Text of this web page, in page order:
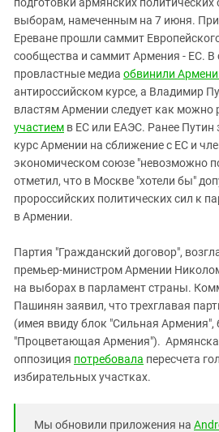
выборам, намеченным на 7 июня.
Ереване прошли саммит
сообщества и саммит Армения - ЕС. В
провластные медиа обвинили
антироссийском курсе, а Владимир
властям Армении следует как можно
участием в ЕС или ЕАЭС. Ранее Путин
курс Армении на сближение с ЕС и
экономическом союзе "невозможно
отметил, что в Москве "хотели бы"
пророссийских политических сил к
в Армении.
Партия "Гражданский договор",
премьер-министром Армении
на выборах в парламент страны.
Пашинян заявил, что трехглавая
(имея ввиду блок "Сильная Армения",
"Процветающая Армения").
оппозиция потребовала пересчета
избирательных участках.
Мы обновили приложения на